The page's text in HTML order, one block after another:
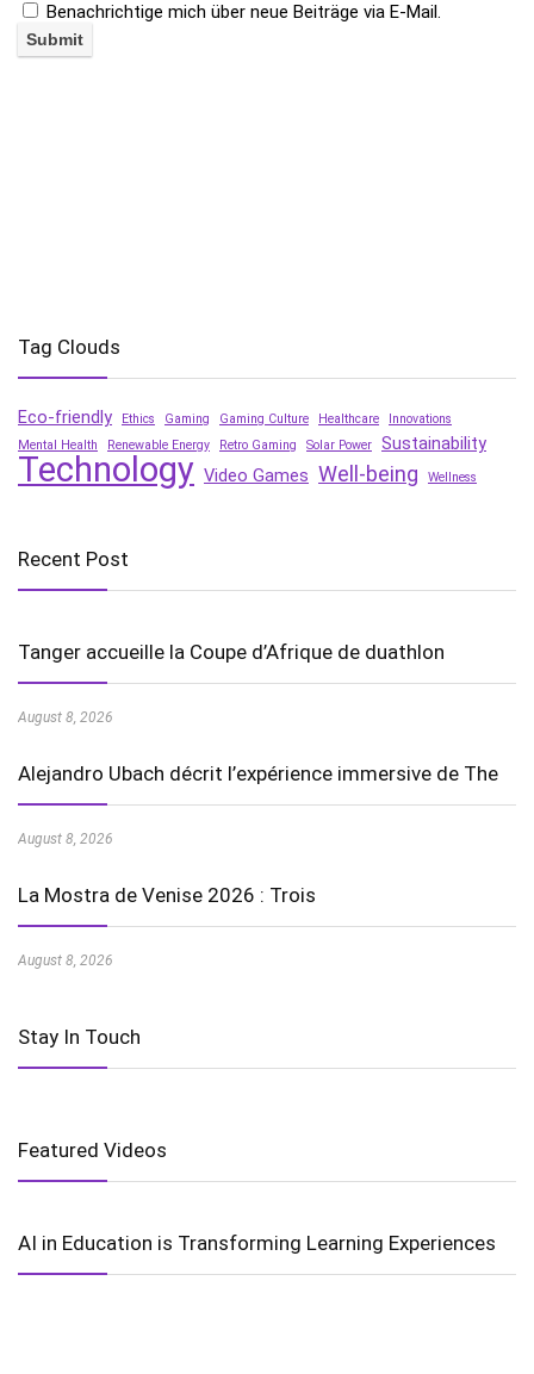
Benachrichtige mich über neue Beiträge via E-Mail.
Tag Clouds
Eco-friendly Ethics Gaming Gaming Culture Healthcare
Innovations
Mental Health
Renewable Energy Retro Gaming Solar Power Sustainability
Technology Video Games Well-being Wellness
Recent Post
Tanger accueille la Coupe d’Afrique de duathlon
August 8, 2026
Alejandro Ubach décrit l’expérience immersive de The
August 8, 2026
La Mostra de Venise 2026 : Trois
August 8, 2026
Stay In Touch
Featured Videos
AI in Education is Transforming Learning Experiences